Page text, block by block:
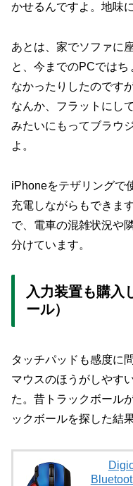
かせるんですよ。地味
あとは、家でソファに
と、今までのPCではち
なかったりしたのです
なんか、フラットにし
みたいにもってブラウ
よ。
iPhoneをテザリングで
充電しながらもできま
で、電車の混雑状況や
分けています。
入力装置も購入
ール）
タッチパッドも感度に
マウスのほうがしやす
た。昔トラックボール
ックボールを探した結